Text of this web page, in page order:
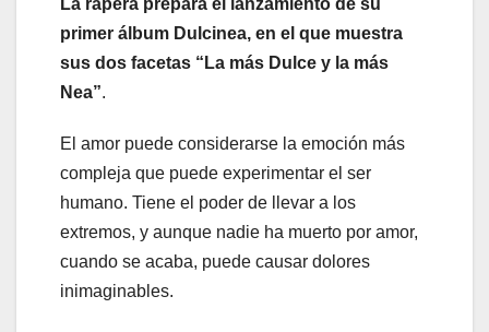
La rapera prepara el lanzamiento de su
primer álbum Dulcinea, en el que muestra
sus dos facetas “La más Dulce y la más
Nea”.
El amor puede considerarse la emoción más
compleja que puede experimentar el ser
humano. Tiene el poder de llevar a los
extremos, y aunque nadie ha muerto por amor,
cuando se acaba, puede causar dolores
inimaginables.